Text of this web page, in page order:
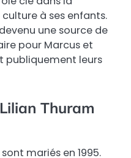
à ses enfants.
une source de
pour Marcus et
publiquement leurs
Thuram
mariés en 1995.